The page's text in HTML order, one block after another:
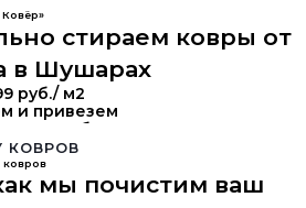
стираем ковры от
в Шушарах
руб./ м2
и привезем
1999 руб.
КОВРОВ
ковров
мы почистим ваш